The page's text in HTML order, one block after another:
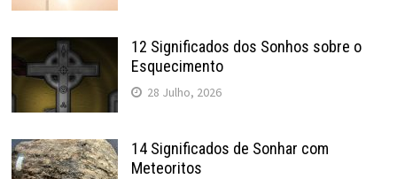
12 Significados dos Sonhos sobre o
Esquecimento
28 Julho, 2026
14 Significados de Sonhar com
Meteoritos